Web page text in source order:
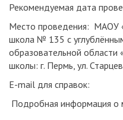
Рекомендуемая дата
Место проведения: МАОУ
школа № 135 с
образовательной области
школы: г. Пермь, ул.
E-mail для справок:
Подробная информация о